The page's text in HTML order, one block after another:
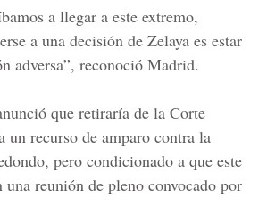
a llegar a este extremo,
a una decisión de Zelaya es estar
adversa”, reconoció Madrid.
que retiraría de la Corte
un recurso de amparo contra la
pero condicionado a que este
una reunión de pleno convocado por